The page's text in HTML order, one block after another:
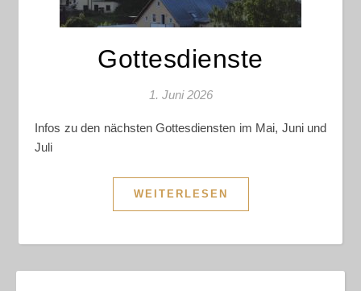
Gottesdienste
1. Juni 2026
Infos zu den nächsten Gottesdiensten im Mai, Juni und
Juli
WEITERLESEN